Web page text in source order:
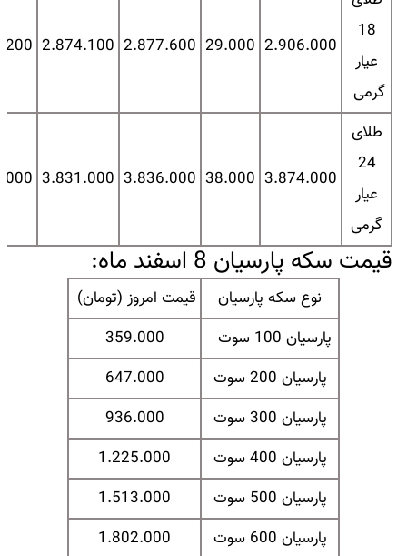
18
عیار
گرمی
2.906.000
29.000
2.877.600
2.874.100
طلای
24
عیار
گرمی
3.874.000
38.000
3.836.000
3.831.000
قیمت سکه پارسیان 8 اسفند ماه:
نوع سکه پارسیان
قیمت امروز (تومان)
پارسیان 100 سوت
359.000
پارسیان 200 سوت
647.000
پارسیان 300 سوت
936.000
پارسیان 400 سوت
1.225.000
پارسیان 500 سوت
1.513.000
پارسیان 600 سوت
1.802.000